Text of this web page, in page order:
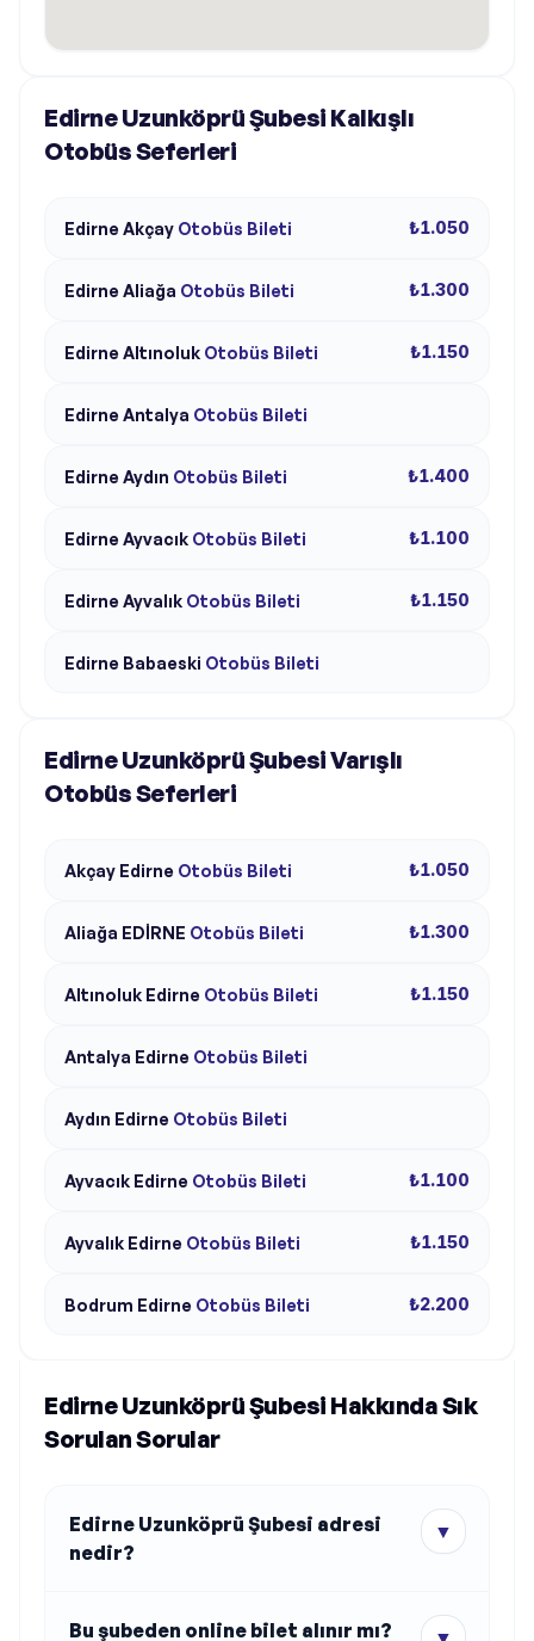
Edirne Uzunköprü Şubesi Kalkışlı
Otobüs Seferleri
Edirne Akçay Otobüs Bileti ₺1.050
Edirne Aliağa Otobüs Bileti ₺1.300
Edirne Altınoluk Otobüs Bileti ₺1.150
Edirne Antalya Otobüs Bileti
Edirne Aydın Otobüs Bileti ₺1.400
Edirne Ayvacık Otobüs Bileti ₺1.100
Edirne Ayvalık Otobüs Bileti ₺1.150
Edirne Babaeski Otobüs Bileti
Edirne Uzunköprü Şubesi Varışlı
Otobüs Seferleri
Akçay Edirne Otobüs Bileti ₺1.050
Aliağa EDİRNE Otobüs Bileti ₺1.300
Altınoluk Edirne Otobüs Bileti ₺1.150
Antalya Edirne Otobüs Bileti
Aydın Edirne Otobüs Bileti
Ayvacık Edirne Otobüs Bileti ₺1.100
Ayvalık Edirne Otobüs Bileti ₺1.150
Bodrum Edirne Otobüs Bileti ₺2.200
Edirne Uzunköprü Şubesi Hakkında Sık
Sorulan Sorular
Edirne Uzunköprü Şubesi adresi
nedir?
▼
Bu şubeden online bilet alınır mı?